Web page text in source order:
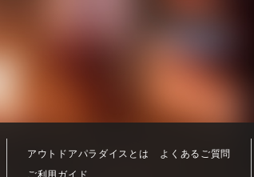
アウトドアパラダイスとは
よくあるご質問
ご利用ガイド